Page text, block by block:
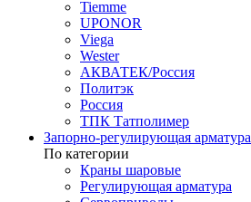
Tiemme
UPONOR
Viega
Wester
АКВАТЕК/Россия
Политэк
Россия
ТПК Татполимер
Запорно-регулирующая арматура
По категории
Краны шаровые
Регулирующая арматура